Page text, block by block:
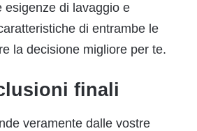
esigenze di lavaggio e
di entrambe le
la decisione migliore per te.
finali
veramente dalle vostre